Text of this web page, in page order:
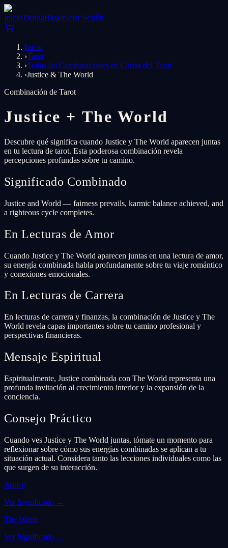
InicioTiendaBlogIniciar Sesión
Inicio
›Tarot
›Todas las Combinaciones de Cartas del Tarot
›Justice & The World
Combinación de Tarot
Justice + The World
Descubre qué significa cuando Justice y The World aparecen juntas
en tu lectura de tarot. Esta poderosa combinación revela
percepciones profundas sobre tu camino.
Significado Combinado
Justice and World — fairness prevails, karmic balance achieved, and
a righteous cycle completes.
En Lecturas de Amor
Cuando Justice y The World aparecen juntas en una lectura de amor,
su energía combinada habla profundamente sobre tu viaje romántico
y conexiones emocionales.
En Lecturas de Carrera
En lecturas de carrera y finanzas, la combinación de Justice y The
World revela capas importantes sobre tu camino profesional y
perspectivas financieras.
Mensaje Espiritual
Espiritualmente, Justice combinada con The World representa una
profunda invitación al crecimiento interior y la expansión de la
conciencia.
Consejo Práctico
Cuando ves Justice y The World juntas, tómate un momento para
reflexionar sobre cómo sus energías combinadas se aplican a tu
situación actual. Considera tanto las lecciones individuales como las
que surgen de su interacción.
Justice
Ver Significado →
The World
Ver Significado →